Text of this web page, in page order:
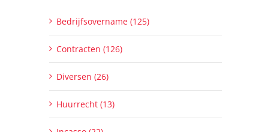
Bedrijfsovername (125)
Contracten (126)
Diversen (26)
Huurrecht (13)